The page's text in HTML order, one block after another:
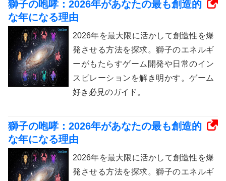
獅子の咆哮：2026年があなたの最も創造的
な年になる理由
2026年を最大限に活かして創造性を爆
発させる方法を探求。獅子のエネルギ
ーがもたらすゲーム開発や日常のイン
スピレーションを解き明かす。ゲーム
好き必見のガイド。
獅子の咆哮：2026年があなたの最も創造的
な年になる理由
2026年を最大限に活かして創造性を爆
発させる方法を探求。獅子のエネルギ